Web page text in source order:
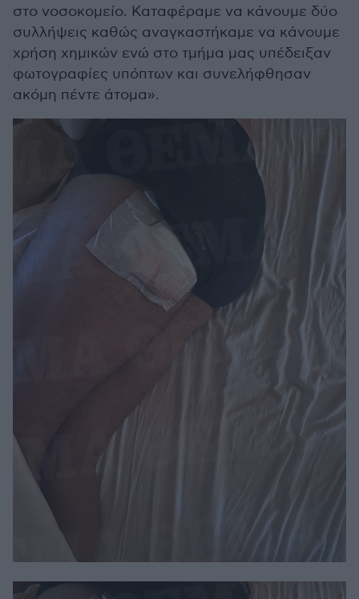
στο νοσοκομείο. Καταφέραμε να κάνουμε δύο
συλλήψεις καθώς αναγκαστήκαμε να κάνουμε
χρήση χημικών ενώ στο τμήμα μας υπέδειξαν
φωτογραφίες υπόπτων και συνελήφθησαν
ακόμη πέντε άτομα».